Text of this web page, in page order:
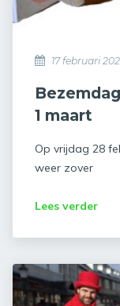
17 februari
1 maart
Op vrijdag 28
weer zover
Lees verder